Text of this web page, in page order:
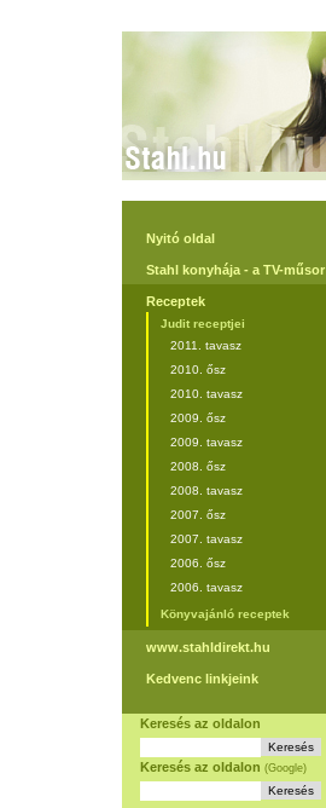
Nyitó oldal
Stahl konyhája - a TV-műsor
Receptek
Judit receptjei
2011. tavasz
2010. ősz
2010. tavasz
2009. ősz
2009. tavasz
2008. ősz
2008. tavasz
2007. ősz
2007. tavasz
2006. ősz
2006. tavasz
Könyvajánló receptek
www.stahldirekt.hu
Kedvenc linkjeink
Keresés az oldalon
Keresés az oldalon (Google)